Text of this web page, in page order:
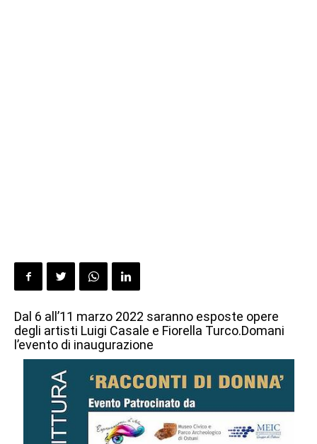
Dal 6 all’11 marzo 2022 saranno esposte opere
degli artisti Luigi Casale e Fiorella Turco.Domani
l’evento di inaugurazione